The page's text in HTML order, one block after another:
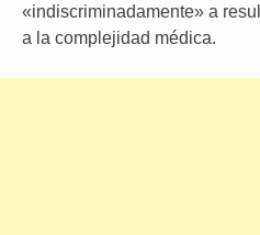
«indiscriminadamente» a
a la complejidad médica.